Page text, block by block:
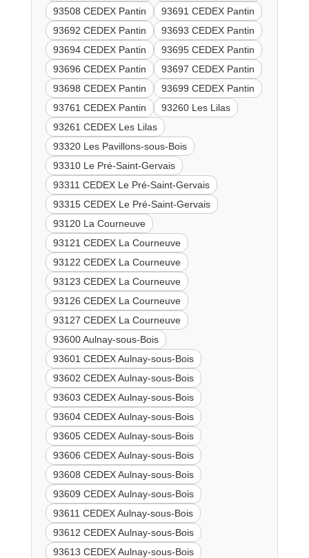
93508 CEDEX Pantin
93691 CEDEX Pantin
93692 CEDEX Pantin
93693 CEDEX Pantin
93694 CEDEX Pantin
93695 CEDEX Pantin
93696 CEDEX Pantin
93697 CEDEX Pantin
93698 CEDEX Pantin
93699 CEDEX Pantin
93761 CEDEX Pantin
93260 Les Lilas
93261 CEDEX Les Lilas
93320 Les Pavillons-sous-Bois
93310 Le Pré-Saint-Gervais
93311 CEDEX Le Pré-Saint-Gervais
93315 CEDEX Le Pré-Saint-Gervais
93120 La Courneuve
93121 CEDEX La Courneuve
93122 CEDEX La Courneuve
93123 CEDEX La Courneuve
93126 CEDEX La Courneuve
93127 CEDEX La Courneuve
93600 Aulnay-sous-Bois
93601 CEDEX Aulnay-sous-Bois
93602 CEDEX Aulnay-sous-Bois
93603 CEDEX Aulnay-sous-Bois
93604 CEDEX Aulnay-sous-Bois
93605 CEDEX Aulnay-sous-Bois
93606 CEDEX Aulnay-sous-Bois
93608 CEDEX Aulnay-sous-Bois
93609 CEDEX Aulnay-sous-Bois
93611 CEDEX Aulnay-sous-Bois
93612 CEDEX Aulnay-sous-Bois
93613 CEDEX Aulnay-sous-Bois